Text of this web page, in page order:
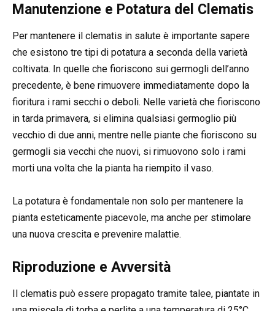
Manutenzione e Potatura del Clematis
Per mantenere il clematis in salute è importante sapere
che esistono tre tipi di potatura a seconda della varietà
coltivata. In quelle che fioriscono sui germogli dell’anno
precedente, è bene rimuovere immediatamente dopo la
fioritura i rami secchi o deboli. Nelle varietà che fioriscono
in tarda primavera, si elimina qualsiasi germoglio più
vecchio di due anni, mentre nelle piante che fioriscono su
germogli sia vecchi che nuovi, si rimuovono solo i rami
morti una volta che la pianta ha riempito il vaso.
La potatura è fondamentale non solo per mantenere la
pianta esteticamente piacevole, ma anche per stimolare
una nuova crescita e prevenire malattie.
Riproduzione e Avversità
Il clematis può essere propagato tramite talee, piantate in